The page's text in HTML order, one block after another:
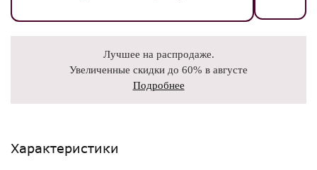
Лучшее на распродаже.
Увеличенные скидки до 60% в августе
Подробнее
Характеристики